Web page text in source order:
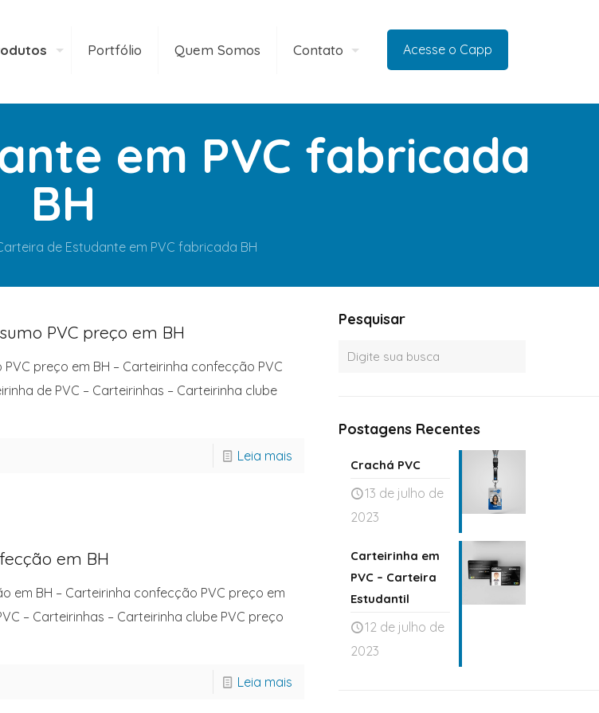
Portfólio Quem Somos Contato Acesse o Capp
em PVC fabricada
BH
de Estudante em PVC fabricada BH
PVC preço em BH
preço em BH – Carteirinha confecção PVC
de PVC – Carteirinhas – Carteirinha clube
Leia mais
em BH
em BH – Carteirinha confecção PVC preço em
– Carteirinhas – Carteirinha clube PVC preço
Leia mais
Pesquisar
Postagens Recentes
Crachá PVC
13 de julho de
2023
Carteirinha em
PVC – Carteira
Estudantil
12 de julho de
2023